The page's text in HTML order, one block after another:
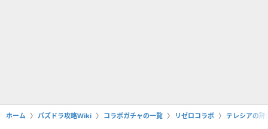
ホーム パズドラ攻略Wiki コラボガチャの一覧 リゼロコラボ テレシアの